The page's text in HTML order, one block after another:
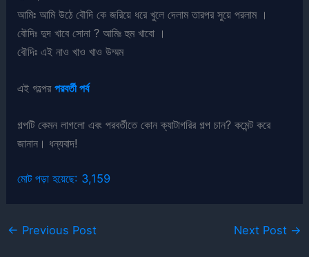
আমিঃ আমি উঠে বৌদি কে জরিয়ে ধরে খুলে দেলাম তারপর সুয়ে পরলাম ।
বৌদিঃ দুদ খাবে সোনা ? আমিঃ হুম খাবো ।
বৌদিঃ এই নাও খাও খাও উম্মম
এই গল্পেরপরবর্তী পর্ব
গল্পটি কেমন লাগলো এবং পরবর্তীতে কোন ক্যাটাগরির গল্প চান? কমেন্ট করে
জানান। ধন্যবাদ!
মোট পড়া হয়েছে: 3,159
← Previous Post Next Post →